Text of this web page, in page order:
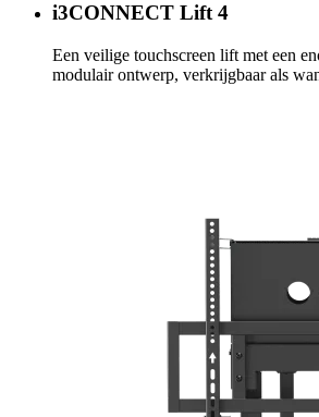
i3CONNECT Lift 4
Een veilige touchscreen lift met een
modulair ontwerp, verkrijgbaar als